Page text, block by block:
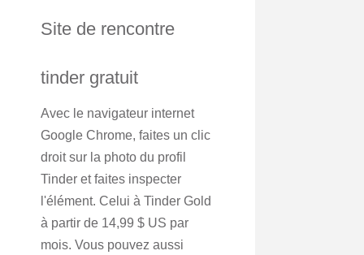
Site de rencontre
tinder gratuit
Avec le navigateur internet
Google Chrome, faites un clic
droit sur la photo du profil
Tinder et faites inspecter
l'élément. Celui à Tinder Gold
à partir de 14,99 $ US par
mois. Vous pouvez aussi